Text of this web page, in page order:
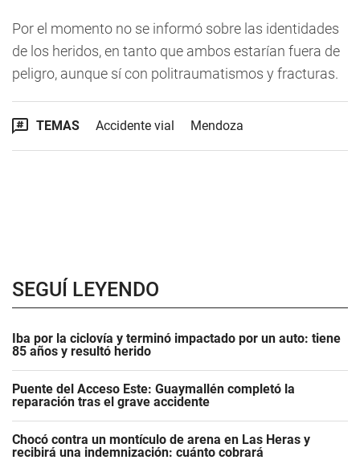
Por el momento no se informó sobre las identidades
de los heridos, en tanto que ambos estarían fuera de
peligro, aunque sí con politraumatismos y fracturas.
TEMAS Accidente vial Mendoza
SEGUÍ LEYENDO
Iba por la ciclovía y terminó impactado por un auto: tiene
85 años y resultó herido
Puente del Acceso Este: Guaymallén completó la
reparación tras el grave accidente
Chocó contra un montículo de arena en Las Heras y
recibirá una indemnización: cuánto cobrará